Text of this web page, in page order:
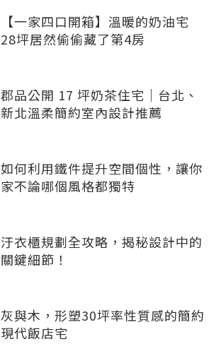
【一家四口開箱】溫暖的奶油宅
28坪居然偷偷藏了第4房
郡品公開 17 坪奶茶住宅｜台北、
新北溫柔簡約室內設計推薦
如何利用鐵件提升空間個性，讓你
家不論哪個風格都獨特
汙衣櫃規劃全攻略，揭秘設計中的
關鍵細節！
灰與木，形塑30坪率性質感的簡約
現代飯店宅